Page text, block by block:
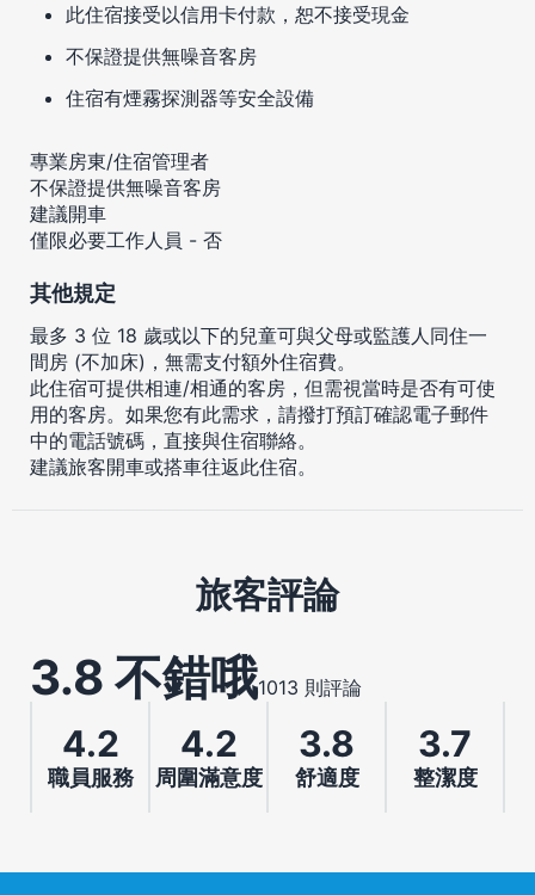
此住宿接受以信用卡付款，恕不接受現金
不保證提供無噪音客房
住宿有煙霧探測器等安全設備
專業房東/住宿管理者
不保證提供無噪音客房
建議開車
僅限必要工作人員 - 否
其他規定
最多 3 位 18 歲或以下的兒童可與父母或監護人同住一
間房 (不加床)，無需支付額外住宿費。
此住宿可提供相連/相通的客房，但需視當時是否有可使
用的客房。如果您有此需求，請撥打預訂確認電子郵件
中的電話號碼，直接與住宿聯絡。
建議旅客開車或搭車往返此住宿。
旅客評論
3.8 不錯哦1013 則評論
4.2
職員服務
4.2
周圍滿意度
3.8
舒適度
3.7
整潔度